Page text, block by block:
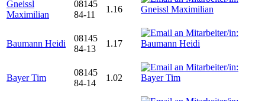
Gneissl
Maximilian
08145
84-11
1.16
Baumann Heidi
08145
84-13
1.17
Bayer Tim
08145
84-14
1.02